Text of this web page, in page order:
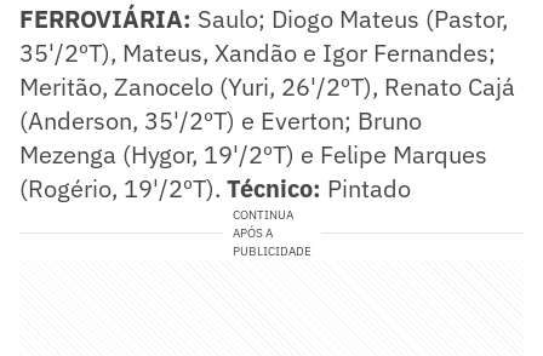
FERROVIÁRIA: Saulo; Diogo Mateus (Pastor,
35'/2ºT), Mateus, Xandão e Igor Fernandes;
Meritão, Zanocelo (Yuri, 26'/2ºT), Renato Cajá
(Anderson, 35'/2ºT) e Everton; Bruno
Mezenga (Hygor, 19'/2ºT) e Felipe Marques
(Rogério, 19'/2ºT). Técnico: Pintado
CONTINUA
APÓS A
PUBLICIDADE